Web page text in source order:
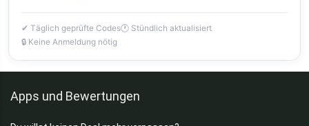
✔ Täglich geprüfte Codes🕐 Stündlich aktualisiert
🔒 Keine Anmeldung nötig
Apps und Bewertungen